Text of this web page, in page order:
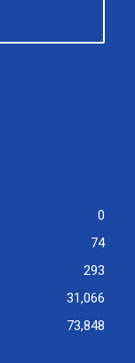
0
74
293
31,066
73,848